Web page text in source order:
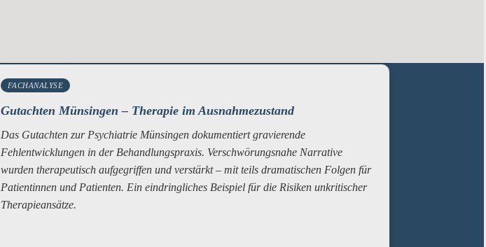
FACHANALYSE
Gutachten Münsingen – Therapie im Ausnahmezustand
Das Gutachten zur Psychiatrie Münsingen dokumentiert gravierende
Fehlentwicklungen in der Behandlungspraxis. Verschwörungsnahe Narrative
wurden therapeutisch aufgegriffen und verstärkt – mit teils dramatischen Folgen für
Patientinnen und Patienten. Ein eindringliches Beispiel für die Risiken unkritischer
Therapieansätze.